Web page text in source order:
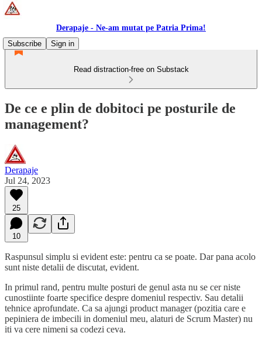
Derapaje - Ne-am mutat pe Patria Prima!
Subscribe
Sign in
Read distraction-free on Substack
De ce e plin de dobitoci pe posturile de
management?
Derapaje
Jul 24, 2023
25
10
Raspunsul simplu si evident este: pentru ca se poate. Dar pana acolo
sunt niste detalii de discutat, evident.
In primul rand, pentru multe posturi de genul asta nu se cer niste
cunostiinte foarte specifice despre domeniul respectiv. Sau detalii
tehnice aprofundate. Ca sa ajungi product manager (pozitia care e
pepiniera de imbecili in domeniul meu, alaturi de Scrum Master) nu
iti va cere nimeni sa codezi ceva.